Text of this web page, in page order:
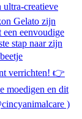
creatieve
Gelato zijn
eenvoudige
stap naar zijn
verrichten! 👉
moedigen en dit
)